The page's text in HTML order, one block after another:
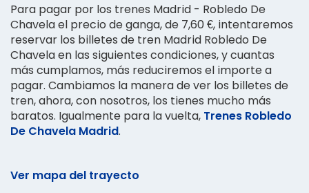
Para pagar por los trenes Madrid - Robledo De
Chavela el precio de ganga, de 7,60 €, intentaremos
reservar los billetes de tren Madrid Robledo De
Chavela en las siguientes condiciones, y cuantas
más cumplamos, más reduciremos el importe a
pagar. Cambiamos la manera de ver los billetes de
tren, ahora, con nosotros, los tienes mucho más
baratos. Igualmente para la vuelta, Trenes Robledo
De Chavela Madrid.
Ver mapa del trayecto